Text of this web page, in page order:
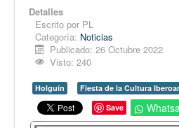
Fotorreportaje
Opinión
En audio
Medio Ambiente
Ciencia, tecnología y
Detalles
Escrito por PL
Categoría: Noticias
Publicado: 26 Octubre 2022
Visto: 240
Holguín
Fiesta de la Cultura
Save